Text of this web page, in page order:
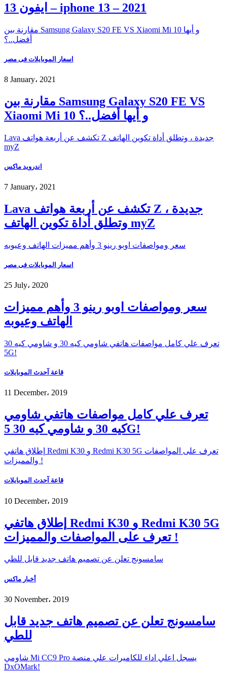
ايفون 13 – iphone 13 – 2021
مقارنة بين Samsung Galaxy S20 FE VS Xiaomi Mi 10 و أيها
أفضل..؟
اسعار الموبايلات فى مصر
8 January، 2021
مقارنة بين Samsung Galaxy S20 FE VS
Xiaomi Mi 10 و أيها أفضل..؟
Lava تكشف عن أربعة هواتف Z جديدة ، وتطلق أداة تكوين الهاتف
myZ
اندرويد ماكس
7 January، 2021
Lava تكشف عن أربعة هواتف Z جديدة ،
وتطلق أداة تكوين الهاتف myZ
سعر ومواصفات اوبو رينو 3 وأهم مميزات الهاتف وعيوبه
اسعار الموبايلات فى مصر
25 July، 2020
سعر ومواصفات اوبو رينو 3 وأهم مميزات
الهاتف وعيوبه
تعرف علي كامل مواصفات هاتفي شاومي كيه 30 و شاومي كيه 30
5G!
قاعة آحدث الموبايلات
11 December، 2019
تعرف علي كامل مواصفات هاتفي شاومي
كيه 30 و شاومي كيه 30 5G!
إطلاق هاتفي Redmi K30 و Redmi K30 5G تعرف على المواصفات
والمميزات !
قاعة آحدث الموبايلات
10 December، 2019
إطلاق هاتفي Redmi K30 و Redmi K30 5G
تعرف على المواصفات والمميزات !
سامسونج تعلن عن تصميم هاتف جديد قابل للطي
أخبار ماكس
30 November، 2019
سامسونج تعلن عن تصميم هاتف جديد قابل
للطي
شاومي Mi CC9 Pro يسجل اعلي اداء للكاميرات علي منصة
DxOMark!